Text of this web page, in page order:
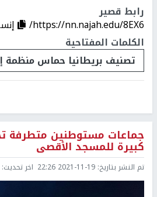
رابط قصير
https://nn.najah.edu/8EX6/
الكلمات المفتاحية
تصنيف بريطانيا حماس منظمة
جماعات مستوطنين متطرفة
كبيرة للمسجد الأقصى
تم النشر بتاريخ: 2021-11-19 22:26 اخر تحديث: